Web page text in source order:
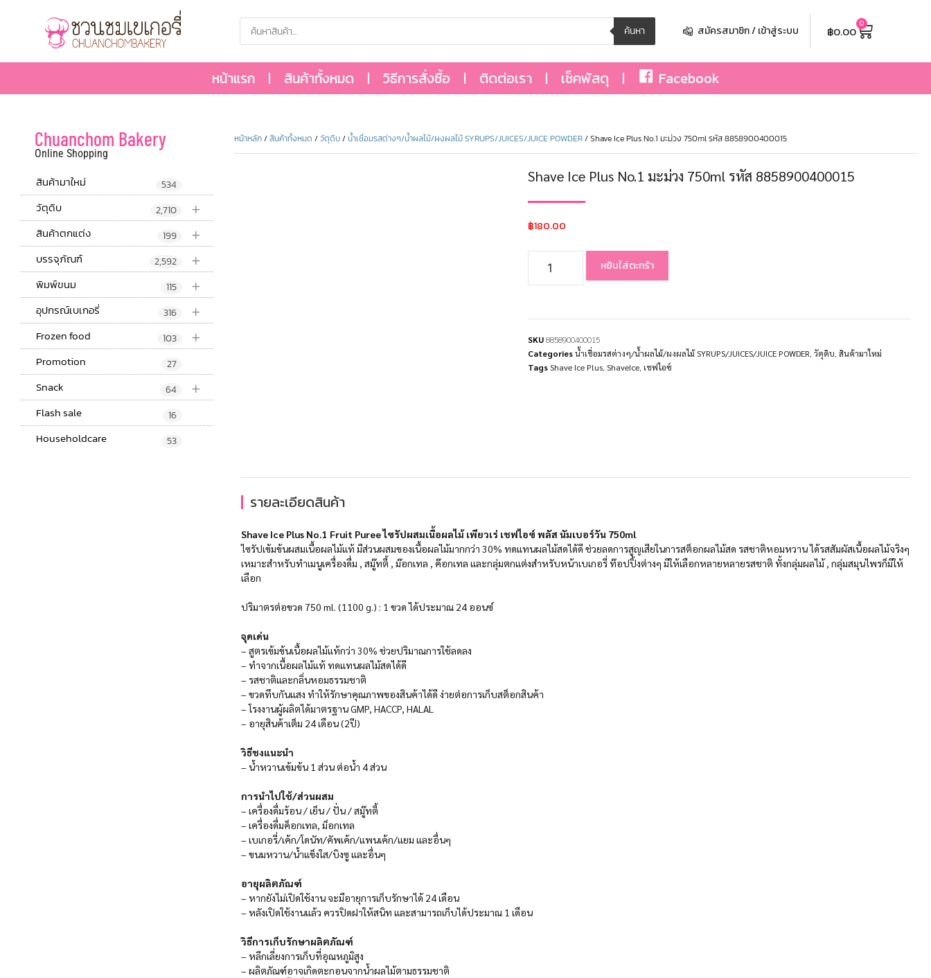
ค้นหา สมัครสมาชิก / เข้าสู่ระบบ ฿0.00 0
หน้าแรก สินค้าทั้งหมด วิธีการสั่งซื้อ ติดต่อเรา เช็คพัสดุ Facebook
Chuanchom Bakery
Online Shopping
สินค้ามาใหม่ 534
+
วัตุดิบ 2,710
+
สินค้าตกแต่ง 199
+
บรรจุภัณฑ์ 2,592
+
พิมพ์ขนม 115
+
อุปกรณ์เบเกอรี่ 316
+
Frozen food 103
Promotion 27
+
Snack 64
Flash sale 16
Householdcare 53
หน้าหลัก/สินค้าทั้งหมด /วัตุดิบ/น้ำเชื่อมรสต่างๆ/น้ำผลไม้/ผงผลไม้ SYRUPS/JUICES/JUICE POWDER/ Shave Ice Plus No.1 มะม่วง 750ml รหัส 8858900400015
Shave Ice Plus No.1 มะม่วง 750ml รหัส 8858900400015
฿180.00
หยิบใส่ตะกร้า
SKU8858900400015
Categoriesน้ำเชื่อมรสต่างๆ/น้ำผลไม้/ผงผลไม้ SYRUPS/JUICES/JUICE POWDER วัตุดิบ สินค้ามาใหม่
TagsShave Ice Plus, ShaveIce, เชฟไอซ์
รายละเอียดสินค้า
Shave Ice Plus No.1 Fruit Puree ไซรัปผสมเนื้อผลไม้ เพียวเร่ เชฟไอซ์ พลัส นัมเบอร์วัน 750ml
ไซรัปเข้มข้นผสมเนื้อผลไม้แท้ มีส่วนผสมของเนื้อผลไม้มากกว่า 30% ทดแทนผลไม้สดได้ดี ช่วยลดการสูญเสียในการสต็อกผลไม้สด รสชาติหอมหวาน ได้รสสัมผัสเนื้อผลไม้จริงๆ
เหมาะสำหรับทำเมนูเครื่องดื่ม , สมู๊ทตี้ , ม๊อกเทล , ค๊อกเทล และกลุ่มตกแต่งสำหรับหน้าเบเกอรี่ ท๊อปปิ้งต่างๆ มีให้เลือกหลายหลายรสชาติ ทั้งกลุ่มผลไม้ , กลุ่มสมุนไพรก็มีให้
เลือก
ปริมาตรต่อขวด 750 ml. (1100 g.) : 1 ขวด ได้ประมาณ 24 ออนซ์
จุดเด่น
– สูตรเข้มข้นเนื้อผลไม้แท้กว่า 30% ช่วยปริมาณการใช้ลดลง
– ทำจากเนื้อผลไม้แท้ ทดแทนผลไม้สดได้ดี
– รสชาติและกลิ่นหอมธรรมชาติ
– ขวดทึบกันแสง ทำให้รักษาคุณภาพของสินค้าได้ดี ง่ายต่อการเก็บสต็อกสินค้า
– โรงงานผู้ผลิตได้มาตรฐาน GMP, HACCP, HALAL
– อายุสินค้าเต็ม 24 เดือน (2ปี)
วิธีชงแนะนำ
– น้ำหวานเข้มข้น 1 ส่วน ต่อน้ำ 4 ส่วน
การนำไปใช้/ส่วนผสม
– เครื่องดื่มร้อน / เย็น / ปั่น / สมู๊ทตี้
– เครื่องดื่มค็อกเทล, ม็อกเทล
– เบเกอรี่/เค้ก/โดนัท/คัพเค้ก/แพนเค้ก/แยม และอื่นๆ
– ขนมหวาน/น้ำแข็งใส/บิงซู และอื่นๆ
อายุผลิตภัณฑ์
– หากยังไม่เปิดใช้งาน จะมีอายุการเก็บรักษาได้ 24 เดือน
– หลังเปิดใช้งานแล้ว ควรปิดฝาให้สนิท และสามารถเก็บได้ประมาณ 1 เดือน
วิธีการเก็บรักษาผลิตภัณฑ์
– หลีกเลี่ยงการเก็บที่อุณหภูมิสูง
– ผลิตภัณฑ์อาจเกิดตะกอนจากน้ำผลไม้ตามธรรมชาติ